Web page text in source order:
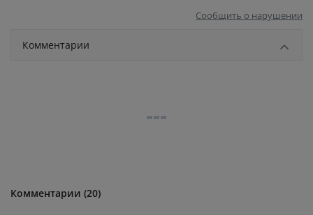
Сообщить о нарушении
Комментарии
Комментарии (20)